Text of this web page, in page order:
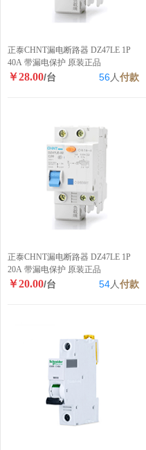
正泰CHNT漏电断路器 DZ47LE 1P
40A 带漏电保护 原装正品
￥28.00/台 56人付款
正泰CHNT漏电断路器 DZ47LE 1P
20A 带漏电保护 原装正品
￥20.00/台 54人付款